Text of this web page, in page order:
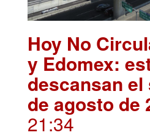
Hoy No
y Edomex:
descansan el
de agosto de
21:34